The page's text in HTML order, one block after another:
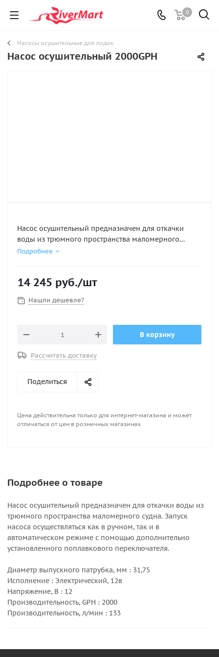
0
Насосы осушительные для лодок
Насос осушительный 2000GPH
Насос осушительный предназначен для откачки
воды из трюмного пространства маломерного
судна. Запуск насоса осуществляться как в ручном,
переключателя.
Диаметр выпускного патрубка, мм : 31,75
Производительность, GPH : 2000
Производительность, л/мин : 133
Подробнее
14 245 руб./шт
Нашли дешевле?
В корзину
Рассчитать доставку
Поделиться
Цена действительна только для интернет-магазина и может
отличаться от цен в розничных магазинах
Подробнее о товаре
Насос осушительный предназначен для откачки воды из
трюмного пространства маломерного судна. Запуск
насоса осуществляться как в ручном, так и в
автоматическом режиме с помощью дополнительно
установленного поплавкового переключателя.
Диаметр выпускного патрубка, мм : 31,75
Исполнение : Электрический, 12в
Напряжение, В : 12
Производительность, GPH : 2000
Производительность, л/мин : 133